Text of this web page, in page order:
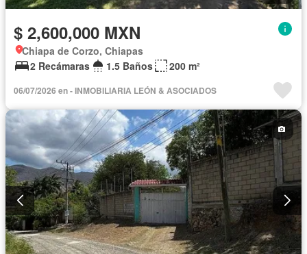
$ 2,600,000 MXN
Chiapa de Corzo, Chiapas
2 Recámaras
1.5 Baños 200 m²
06/07/2026 en - INMOBILIARIA LEÓN & ASOCIADOS